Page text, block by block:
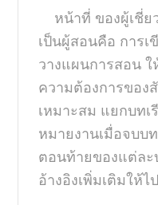
หน้าที่ ของผู้เชี่ย
เป็นผู้สอนคือ การ
วางแผนการสอน ใ
ความต้องการของ
เหมาะสม แยกบท
หมายงานเมื่อจบบ
ตอนท้ายของแต่ล
อ้างอิงเพิ่มเติมให้